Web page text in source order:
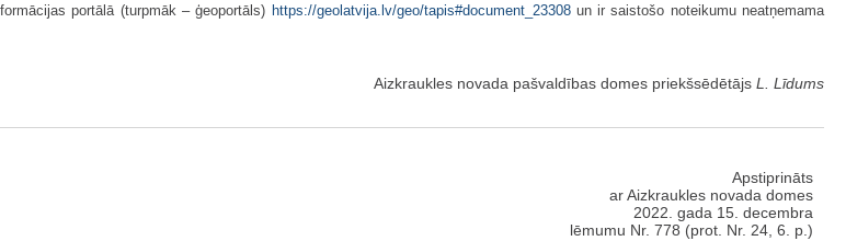
portālā (turpmāk – ģeoportāls) https://geolatvija.lv/geo/tapis#document_23308un ir saistošo noteikumu neatņemama
Aizkraukles novada pašvaldības domes priekšsēdētājs L. Līdums
Apstiprināts
ar Aizkraukles novada domes
2022. gada 15. decembra
lēmumu Nr. 778 (prot. Nr. 24, 6. p.)